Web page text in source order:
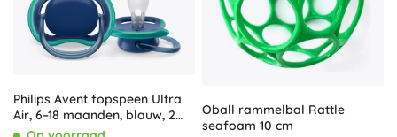
Philips Avent fopspeen Ultra
Air, 6–18 maanden, blauw, 2
stuks
Oball rammelbal Rattle
seafoam 10 cm